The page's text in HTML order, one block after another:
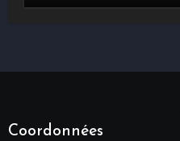
Coordonnées